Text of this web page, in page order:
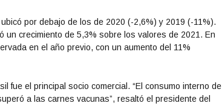
por debajo de los de 2020 (-2,6%) y 2019 (-11%).
crecimiento de 5,3% sobre los valores de 2021. En
en el año previo, con un aumento del 11%
fue el principal socio comercial. “El consumo interno de
a las carnes vacunas”, resaltó el presidente del